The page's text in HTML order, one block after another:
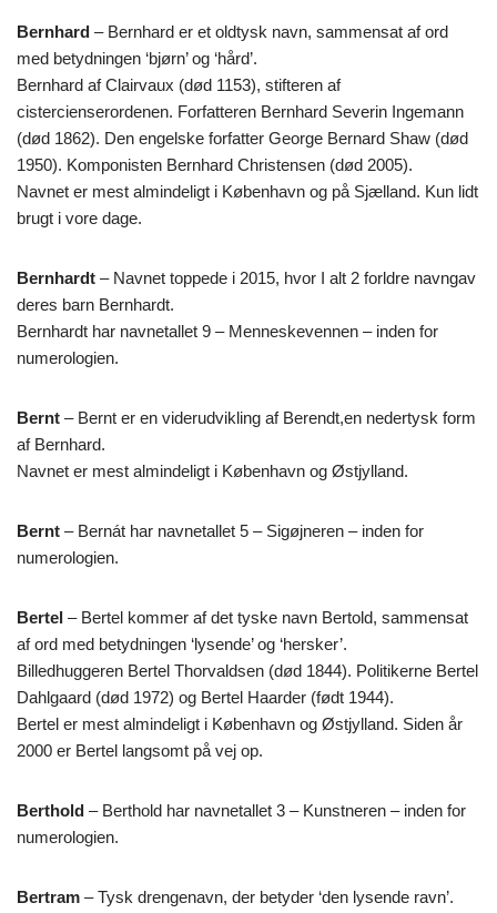
Bernhard – Bernhard er et oldtysk navn, sammensat af ord
med betydningen ‘bjørn’ og ‘hård’.
Bernhard af Clairvaux (død 1153), stifteren af
cistercienserordenen. Forfatteren Bernhard Severin Ingemann
(død 1862). Den engelske forfatter George Bernard Shaw (død
1950). Komponisten Bernhard Christensen (død 2005).
Navnet er mest almindeligt i København og på Sjælland. Kun lidt
brugt i vore dage.
Bernhardt – Navnet toppede i 2015, hvor I alt 2 forldre navngav
deres barn Bernhardt.
Bernhardt har navnetallet 9 – Menneskevennen – inden for
numerologien.
Bernt – Bernt er en viderudvikling af Berendt,en nedertysk form
af Bernhard.
Navnet er mest almindeligt i København og Østjylland.
Bernt – Bernát har navnetallet 5 – Sigøjneren – inden for
numerologien.
Bertel – Bertel kommer af det tyske navn Bertold, sammensat
af ord med betydningen ‘lysende’ og ‘hersker’.
Billedhuggeren Bertel Thorvaldsen (død 1844). Politikerne Bertel
Dahlgaard (død 1972) og Bertel Haarder (født 1944).
Bertel er mest almindeligt i København og Østjylland. Siden år
2000 er Bertel langsomt på vej op.
Berthold – Berthold har navnetallet 3 – Kunstneren – inden for
numerologien.
Bertram – Tysk drengenavn, der betyder ‘den lysende ravn’.